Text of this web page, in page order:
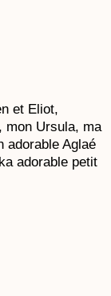
et Eliot,
mon Ursula, ma
adorable Aglaé
adorable petit